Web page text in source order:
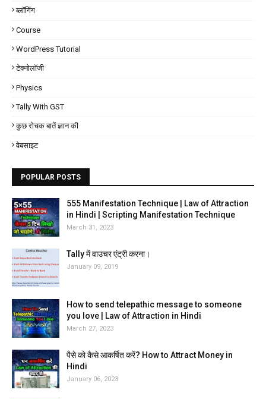
ब्लॉगिंग
Course
WordPress Tutorial
टेक्नोलॉजी
Physics
Tally With GST
कुछ रोचक बातें ज्ञान की
वेबसाइट
POPULAR POSTS
555 Manifestation Technique | Law of Attraction
in Hindi | Scripting Manifestation Technique
March 31, 2023
Tally में वाउचर एंट्री करना।
January 09, 2019
How to send telepathic message to someone
you love | Law of Attraction in Hindi
March 27, 2023
पैसे को कैसे आकर्षित करें? How to Attract Money in
Hindi
January 06, 2023